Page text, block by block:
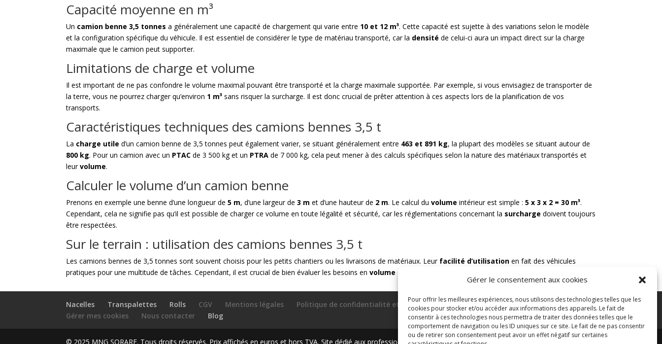
Gérer le consentement aux cookies
Pour offrir les meilleures expériences, nous utilisons des technologies telles que les
cookies pour stocker et/ou accéder aux informations des appareils. Le fait de
consentir à ces technologies nous permettra de traiter des données telles que le
comportement de navigation ou les ID uniques sur ce site. Le fait de ne pas consentir
ou de retirer son consentement peut avoir un effet négatif sur certaines
Capacité moyenne en m³
Un camion benne 3,5 tonnes a généralement une capacité de chargement qui varie entre 10 et 12 m³. Cette capacité est sujette à des variations selon le modèle
et la configuration spécifique du véhicule. Il est essentiel de considérer le type de matériau transporté, car la densité de celui-ci aura un impact direct sur la charge
maximale que le camion peut supporter.
Limitations de charge et volume
Il est important de ne pas confondre le volume maximal pouvant être transporté et la charge maximale supportée. Par exemple, si vous envisagiez de transporter de
la terre, vous ne pourrez charger qu’environ 1 m³ sans risquer la surcharge. Il est donc crucial de prêter attention à ces aspects lors de la planification de vos
transports.
Caractéristiques techniques des camions bennes 3,5 t
La charge utile d’un camion benne de 3,5 tonnes peut également varier, se situant généralement entre 463 et 891 kg, la plupart des modèles se situant autour de
800 kg. Pour un camion avec un PTAC de 3 500 kg et un PTRA de 7 000 kg, cela peut mener à des calculs spécifiques selon la nature des matériaux transportés et
leurvolume.
Calculer le volume d’un camion benne
Prenons en exemple une benne d’une longueur de5 m, d’une largeur de3 m et d’une hauteur de 2 m. Le calcul duvolume intérieur est simple :5 x 3 x 2 = 30 m³.
Cependant, cela ne signifie pas qu’il est possible de charger ce volume en toute légalité et sécurité, car les réglementations concernant la surcharge doivent toujours
être respectées.
Sur le terrain : utilisation des camions bennes 3,5 t
Les camions bennes de 3,5 tonnes sont souvent choisis pour les petits chantiers ou les livraisons de matériaux. Leur facilité d’utilisation en fait des véhicules
pratiques pour une multitude de tâches. Cependant, il est crucial de bien évaluer les besoins envolume et en
Nacelles Transpalettes Rolls CGV Mentions légales Politique de confidentialité et protection des données
Paiement sécurisé
Gérer mes cookies
Nous contacter Blog
© 2025 MNG SORARE. Tous droits réservés. Prix affichés en euros et hors TVA. Site dédié aux professionnels